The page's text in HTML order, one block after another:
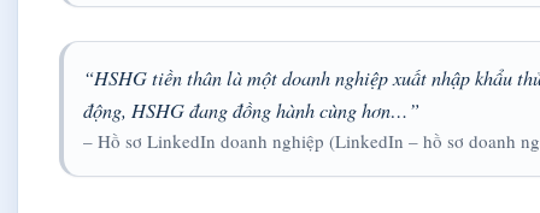
“HSHG tiền thân là một doanh nghiệp xuất nhập khẩu
động, HSHG đang đồng hành cùng hơn…”
– Hồ sơ LinkedIn doanh nghiệp (LinkedIn – hồ sơ doanh